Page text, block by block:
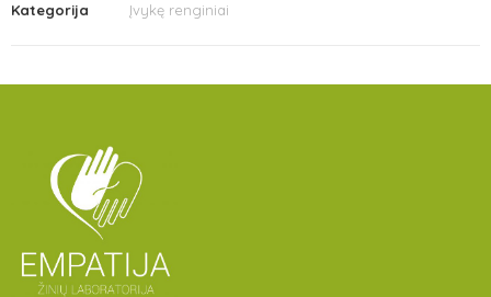
Kategorija Įvykę renginiai